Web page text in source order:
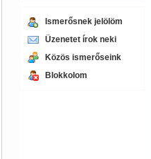
Ismerősnek jelölöm
Üzenetet írok neki
Közös ismerőseink
Blokkolom